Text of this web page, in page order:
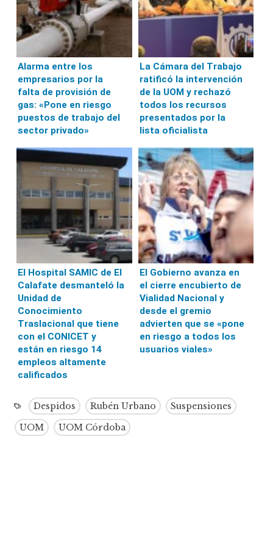
Alarma entre los
empresarios por la
falta de provisión de
gas: «Pone en riesgo
puestos de trabajo del
sector privado»
La Cámara del Trabajo
ratificó la intervención
de la UOM y rechazó
todos los recursos
presentados por la
lista oficialista
El Hospital SAMIC de El
Calafate desmanteló la
Unidad de
Conocimiento
Traslacional que tiene
con el CONICET y
están en riesgo 14
empleos altamente
calificados
El Gobierno avanza en
el cierre encubierto de
Vialidad Nacional y
desde el gremio
advierten que se «pone
en riesgo a todos los
usuarios viales»
Despidos Rubén Urbano
Suspensiones
UOM
UOM Córdoba